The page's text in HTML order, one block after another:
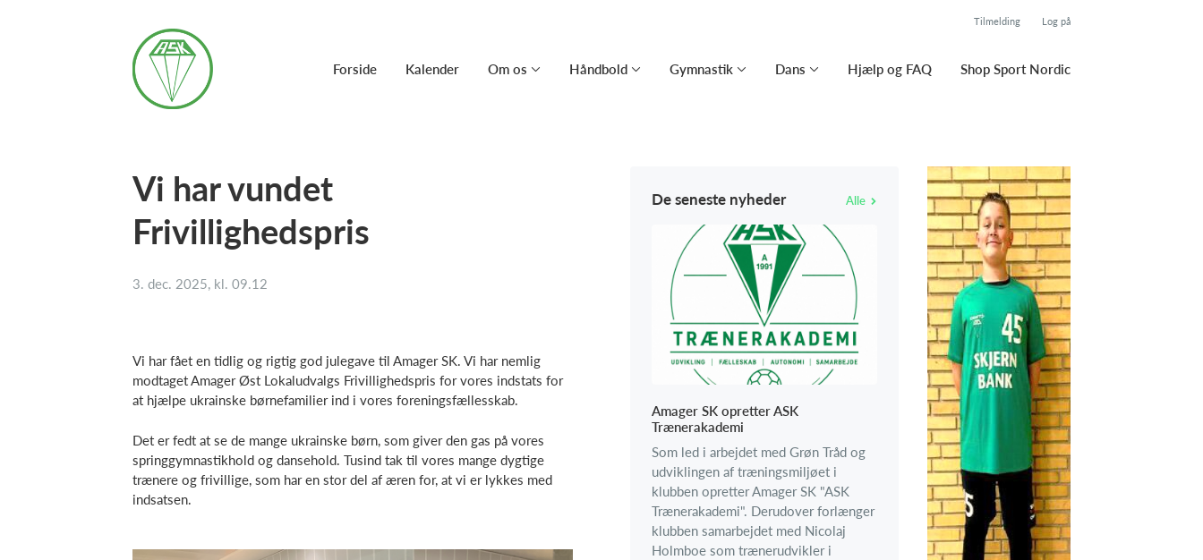
Tilmelding Log på
Forside Kalender Om os Håndbold Gymnastik Dans Hjælp og FAQ Shop Sport Nordic
Vi har vundet
Frivillighedspris
3. dec. 2025, kl. 09.12
Vi har fået en tidlig og rigtig god julegave til Amager SK. Vi har nemlig
modtaget Amager Øst Lokaludvalgs Frivillighedspris for vores indstats for
at hjælpe ukrainske børnefamilier ind i vores foreningsfællesskab.
Det er fedt at se de mange ukrainske børn, som giver den gas på vores
springgymnastikhold og dansehold. Tusind tak til vores mange dygtige
trænere og frivillige, som har en stor del af æren for, at vi er lykkes med
indsatsen.
De seneste nyheder Alle
Amager SK opretter ASK
Trænerakademi
Som led i arbejdet med Grøn Tråd og
udviklingen af træningsmiljøet i
klubben opretter Amager SK "ASK
Trænerakademi". Derudover forlænger
klubben samarbejdet med Nicolaj
Holmboe som trænerudvikler i